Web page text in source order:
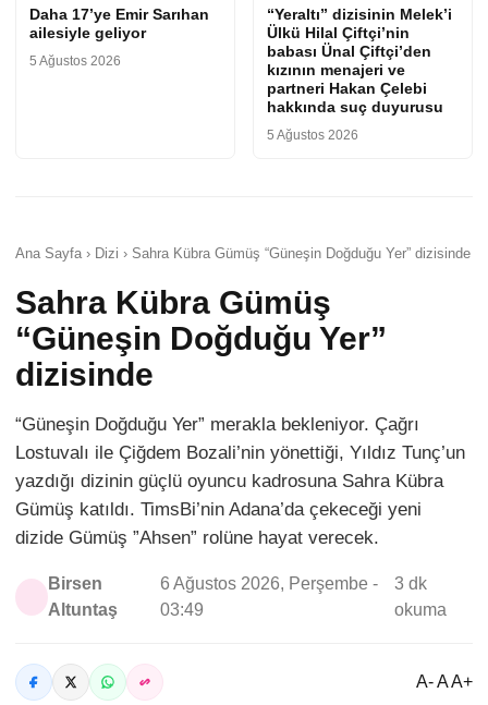
Daha 17’ye Emir Sarıhan
ailesiyle geliyor
5 Ağustos 2026
“Yeraltı” dizisinin Melek’i
Ülkü Hilal Çiftçi’nin
babası Ünal Çiftçi’den
kızının menajeri ve
partneri Hakan Çelebi
hakkında suç duyurusu
5 Ağustos 2026
Ana Sayfa › Dizi › Sahra Kübra Gümüş “Güneşin Doğduğu Yer” dizisinde
Sahra Kübra Gümüş
“Güneşin Doğduğu Yer”
dizisinde
“Güneşin Doğduğu Yer” merakla bekleniyor. Çağrı
Lostuvalı ile Çiğdem Bozali’nin yönettiği, Yıldız Tunç’un
yazdığı dizinin güçlü oyuncu kadrosuna Sahra Kübra
Gümüş katıldı. TimsBi’nin Adana’da çekeceği yeni
dizide Gümüş ”Ahsen” rolüne hayat verecek.
Birsen
Altuntaş
6 Ağustos 2026, Perşembe -
03:49
3 dk
okuma
A- A A+